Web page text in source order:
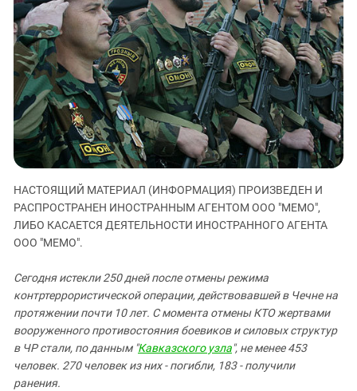
ЗАСТАВЛЯЕТ
КАВКАЗ ЗА ПАЛЕСТИНУ
ИНАКОМЫСЛИЕ В ЧЕЧНЕ
ПРЕСЛЕДОВАНИЕ АКТИВИСТОВ
МОБИЛИЗАЦИЯ И ПРОТЕСТЫ
Дагестан
Ингушетия
Кабардино-Балкария
Калмыкия
Карачаево-Черкесия
Краснодарский край
Нагорный Карабах
Российская Федерация
Ростовская область
Северная Осетия - Алания
Ставропольский край
Чечня
Южная Осетия
Южный Кавказ
ЮФО
НАСТОЯЩИЙ МАТЕРИАЛ (ИНФОРМАЦИЯ) ПРОИЗВЕДЕН И
РАСПРОСТРАНЕН ИНОСТРАННЫМ АГЕНТОМ ООО "МЕМО",
ЛИБО КАСАЕТСЯ ДЕЯТЕЛЬНОСТИ ИНОСТРАННОГО АГЕНТА
ООО "МЕМО".
Сегодня истекли 250 дней после отмены режима
контртеррористической операции, действовавшей в Чечне на
протяжении почти 10 лет. С момента отмены КТО жертвами
вооруженного противостояния боевиков и силовых структур
в ЧР стали, по данным "Кавказского узла", не менее 453
человек. 270 человек из них - погибли, 183 - получили
ранения.